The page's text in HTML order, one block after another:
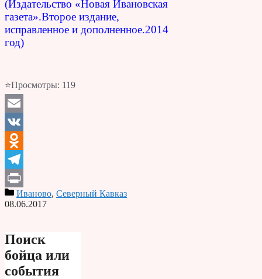
(Издательство «Новая Ивановская
газета».Второе издание,
исправленное и дополненное.2014
год)
⭐Просмотры: 119
Email
VK
Odnoklassniki
Telegram
PrintИваново, Северный Кавказ
08.06.2017
Поиск
бойца или
события